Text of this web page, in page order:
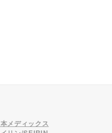
メディックス